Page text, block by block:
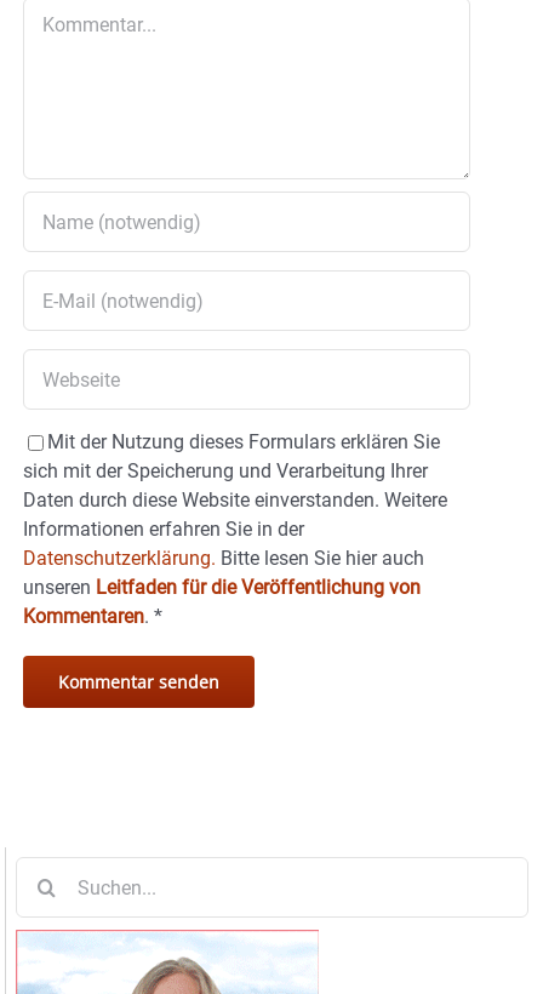
Mit der Nutzung dieses Formulars erklären Sie
sich mit der Speicherung und Verarbeitung Ihrer
Daten durch diese Website einverstanden. Weitere
Informationen erfahren Sie in der
Datenschutzerklärung. Bitte lesen Sie hier auch
unseren Leitfaden für die Veröffentlichung von
Kommentaren. *
nach: